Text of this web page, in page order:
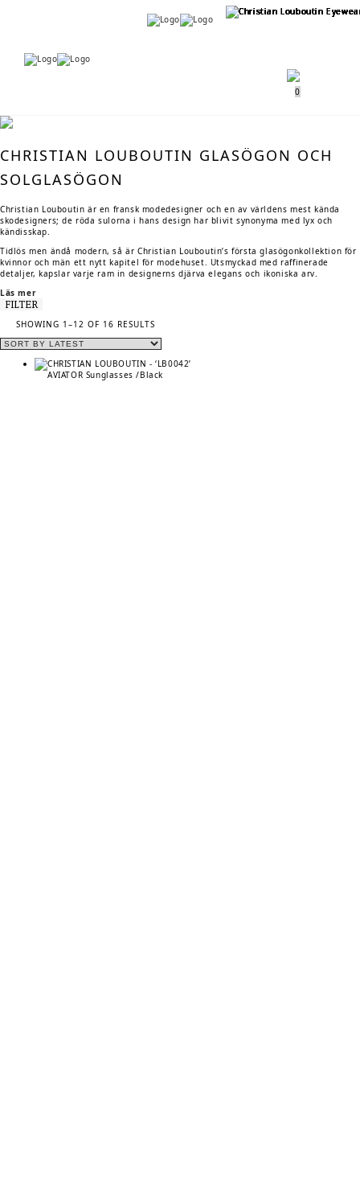
Menu
0
CHRISTIAN LOUBOUTIN GLASÖGON OCH
SOLGLASÖGON
Christian Louboutin är en fransk modedesigner och en av världens mest kända
skodesigners; de röda sulorna i hans design har blivit synonyma med lyx och
kändisskap.
Tidlös men ändå modern, så är Christian Louboutin’s första glasögonkollektion för
kvinnor och män ett nytt kapitel för modehuset. Utsmyckad med raffinerade
detaljer, kapslar varje ram in designerns djärva elegans och ikoniska arv.
Läs mer
FILTER
SHOWING 1–12 OF 16 RESULTS
LATEST